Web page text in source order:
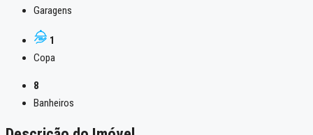
Garagens
1
Copa
8
Banheiros